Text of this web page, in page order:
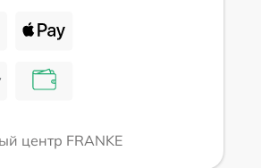
центр FRANKE